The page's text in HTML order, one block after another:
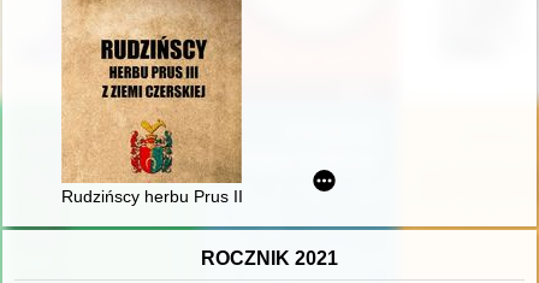
Rudzińscy herbu Prus III z ziemi ciechanowskiej w
ROCZNIK 2021